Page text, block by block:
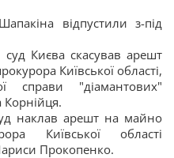
відпустили з-під
Києва скасував арешт
Київської області,
справи "діамантових"
Корнійця.
наклав арешт на майно
Київської області
Прокопенко.